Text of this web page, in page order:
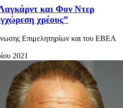
και Φον Ντερ
χρέους”
Επιμελητηρίων και του ΕΒΕΑ
2021